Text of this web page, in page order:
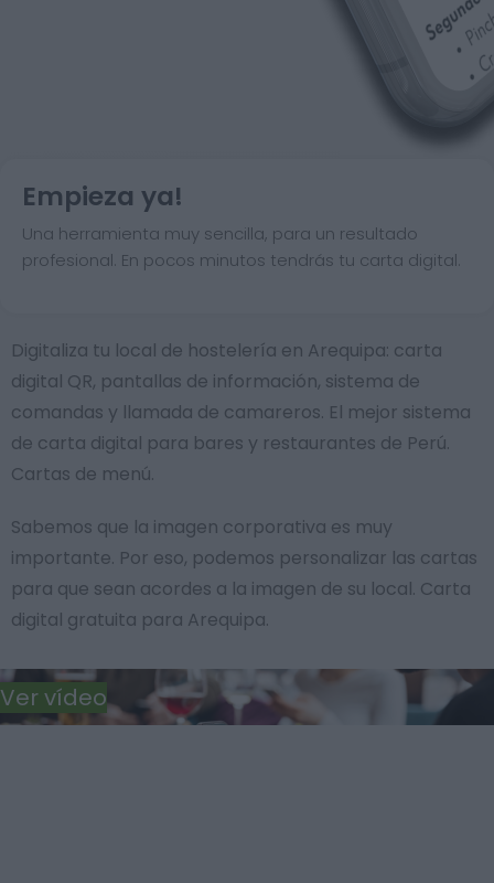
Empieza ya!
Una herramienta muy sencilla, para un resultado
profesional. En pocos minutos tendrás tu carta digital.
Digitaliza tu local de hostelería en Arequipa: carta
digital QR, pantallas de información, sistema de
comandas y llamada de camareros. El mejor sistema
de carta digital para bares y restaurantes de Perú.
Cartas de menú.
Sabemos que la imagen corporativa es muy
importante. Por eso, podemos personalizar las cartas
para que sean acordes a la imagen de su local. Carta
digital gratuita para Arequipa.
Ver vídeo